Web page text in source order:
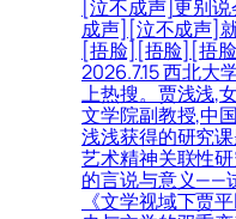
[泣不成声]更别
成声][泣不成声]
[捂脸][捂脸][捂
2026.7.15 西北大
上热搜。贾浅浅,
文学院副教授,中
浅浅获得的研究
艺术精神关联性
的言说与意义——
《文学视域下贾